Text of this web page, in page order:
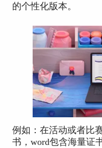
的个性化版本。
例如：在活动或者比
书，word包含海量证